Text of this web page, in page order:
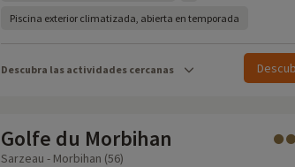
Piscina exterior climatizada, abierta en temporada
Descubra las actividades cercanas
Golfe du Morbihan
Sarzeau - Morbihan (56)